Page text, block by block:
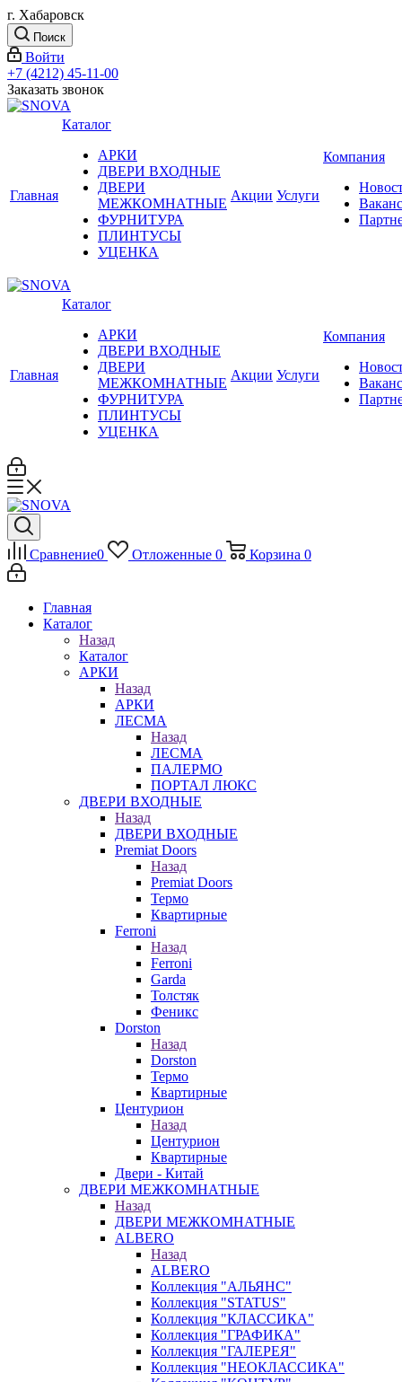
г. Хабаровск
Поиск
Войти
+7 (4212) 45-11-00
Заказать звонок
Главная
Каталог
АРКИ
ДВЕРИ ВХОДНЫЕ
ДВЕРИ
МЕЖКОМНАТНЫЕ
ФУРНИТУРА
ПЛИНТУСЫ
УЦЕНКА
Акции Услуги
Компания
Главная
Каталог
АРКИ
ДВЕРИ ВХОДНЫЕ
ДВЕРИ
МЕЖКОМНАТНЫЕ
ФУРНИТУРА
ПЛИНТУСЫ
УЦЕНКА
Акции Услуги
Компания
Сравнение0 Отложенные 0 Корзина 0
Главная
Каталог
Назад
Каталог
АРКИ
Назад
АРКИ
ЛЕСМА
Назад
ЛЕСМА
ПАЛЕРМО
ПОРТАЛ ЛЮКС
ДВЕРИ ВХОДНЫЕ
Назад
ДВЕРИ ВХОДНЫЕ
Premiat Doors
Назад
Premiat Doors
Термо
Квартирные
Ferroni
Назад
Ferroni
Garda
Толстяк
Феникс
Dorston
Назад
Dorston
Термо
Квартирные
Центурион
Назад
Центурион
Квартирные
Двери - Китай
ДВЕРИ МЕЖКОМНАТНЫЕ
Назад
ДВЕРИ МЕЖКОМНАТНЫЕ
ALBERO
Назад
ALBERO
Коллекция "АЛЬЯНС"
Коллекция "STATUS"
Коллекция "КЛАССИКА"
Коллекция "ГРАФИКА"
Коллекция "ГАЛЕРЕЯ"
Коллекция "НЕОКЛАССИКА"